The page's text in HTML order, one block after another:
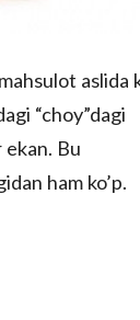
aslida
“choy”dagi
Bu
ham ko’p.